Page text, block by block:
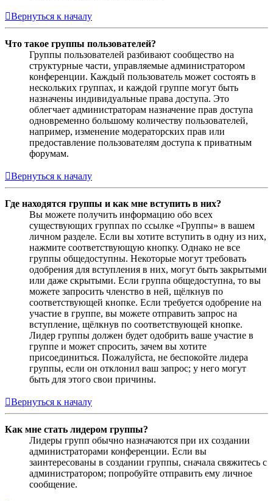
Вернуться к началу
Что такое группы пользователей?
Группы пользователей разбивают сообщество на
структурные части, управляемые администратором
конференции. Каждый пользователь может состоять в
нескольких группах, и каждой группе могут быть
назначены индивидуальные права доступа. Это
облегчает администраторам назначение прав доступа
одновременно большому количеству пользователей,
например, изменение модераторских прав или
предоставление пользователям доступа к приватным
форумам.
Вернуться к началу
Где находятся группы и как мне вступить в них?
Вы можете получить информацию обо всех
существующих группах по ссылке «Группы» в вашем
личном разделе. Если вы хотите вступить в одну из них,
нажмите соответствующую кнопку. Однако не все
группы общедоступны. Некоторые могут требовать
одобрения для вступления в них, могут быть закрытыми
или даже скрытыми. Если группа общедоступна, то вы
можете запросить членство в ней, щёлкнув по
соответствующей кнопке. Если требуется одобрение на
участие в группе, вы можете отправить запрос на
вступление, щёлкнув по соответствующей кнопке.
Лидер группы должен будет одобрить ваше участие в
группе и может спросить, зачем вы хотите
присоединиться. Пожалуйста, не беспокойте лидера
группы, если он отклонил ваш запрос; у него могут
быть для этого свои причины.
Вернуться к началу
Как мне стать лидером группы?
Лидеры групп обычно назначаются при их создании
администраторами конференции. Если вы
заинтересованы в создании группы, сначала свяжитесь с
администратором; попробуйте отправить ему личное
сообщение.